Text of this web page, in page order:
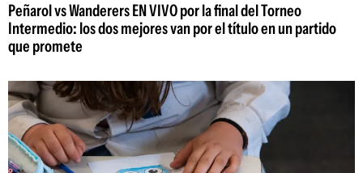
Peñarol vs Wanderers EN VIVO por la final del Torneo
Intermedio: los dos mejores van por el título en un partido
que promete